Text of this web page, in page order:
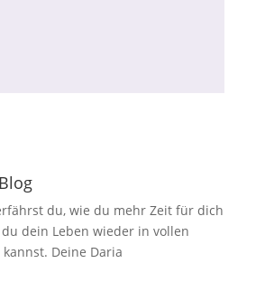
du, wie du mehr Zeit für dich
dein Leben wieder in vollen
Deine Daria